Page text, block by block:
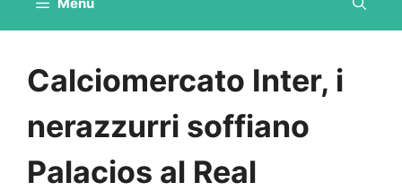
Calciomercato Inter, i
nerazzurri soffiano
Palacios al Real